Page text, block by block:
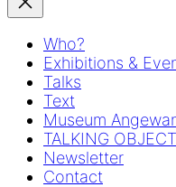
Who?
Exhibitions &
Talks
Text
Museum
TALKING
Newsletter
Contact